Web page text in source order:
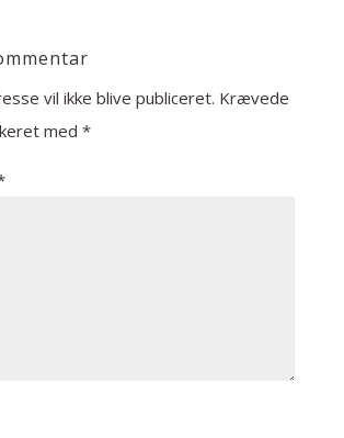
vil ikke blive publiceret. Krævede
med *